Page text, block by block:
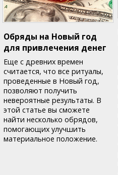
Обряды на Новый год
для привлечения денег
Еще с древних времен
считается, что все ритуалы,
проведенные в Новый год,
позволяют получить
невероятные результаты. В
этой статье вы сможете
найти несколько обрядов,
помогающих улучшить
материальное положение.